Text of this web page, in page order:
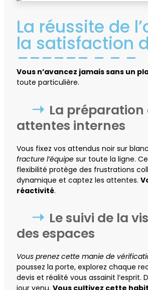
La réussite de
la satisfaction
Vous n’avancez jamais sans un
toute particulière.
La préparation
attentes internes
Vous fixez vos attendus noir sur
fracture l’équipe sur toute la ligne.
flexibilité protège des frustrations
dynamique et captez les attentes.
réactivité.
Le suivi de la
des espaces
Vous prenez cette manie de
poussez la porte, explorez chaque
devis et réalité vous assainit